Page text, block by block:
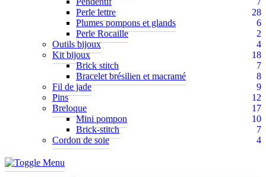
Perle lettre
28
Plumes pompons et glands
6
Perle Rocaille
2
Outils bijoux
4
Kit bijoux
18
Brick stitch
7
Bracelet brésilien et macramé
8
Fil de jade
9
Pins
12
Breloque
17
Mini pompon
10
Brick-stitch
7
Cordon de soie
4